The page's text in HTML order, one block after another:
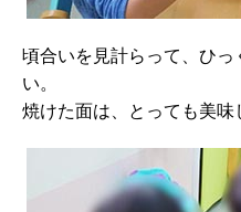
頃合いを見計らって、ひ
い。
焼けた面は、とっても美味